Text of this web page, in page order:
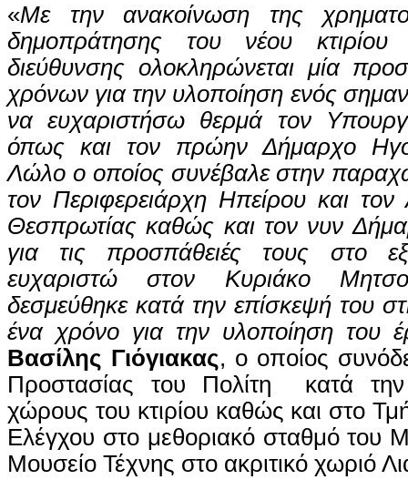
«Με την ανακοίνωση της
δημοπράτησης του νέου κτιρίου
διεύθυνσης ολοκληρώνεται μία
χρόνων για την υλοποίηση ενός
να ευχαριστήσω θερμά τον
όπως και τον πρώην Δήμαρχο
Λώλο ο οποίος συνέβαλε στην
τον Περιφερειάρχη Ηπείρου και τον
Θεσπρωτίας καθώς και τον νυν
για τις προσπάθειές τους στο
ευχαριστώ στον Κυριάκο
δεσμεύθηκε κατά την επίσκεψή του
ένα χρόνο για την υλοποίηση του
Βασίλης Γιόγιακας, ο οποίος
Προστασίας του Πολίτη κατά
χώρους του κτιρίου καθώς και στο
Ελέγχου στο μεθοριακό σταθμό του
Μουσείο Τέχνης στο ακριτικό χωριό